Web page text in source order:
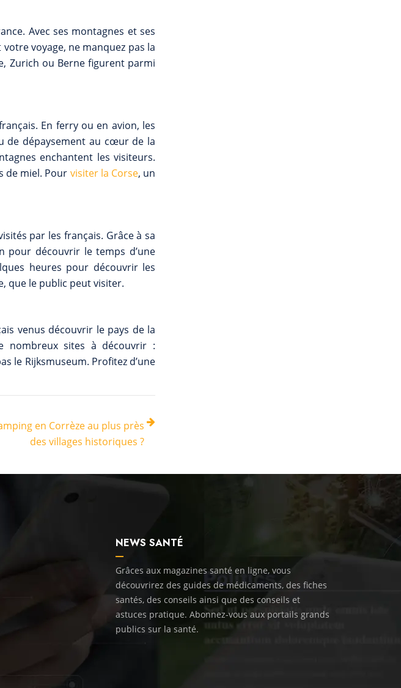
Avec ses montagnes et ses
voyage, ne manquez pas la
Zurich ou Berne figurent parmi
En ferry ou en avion, les
de dépaysement au cœur de la
enchantent les visiteurs.
de miel. Pour visiter la Corse, un
par les français. Grâce à sa
pour découvrir le temps d’une
heures pour découvrir les
que le public peut visiter.
venus découvrir le pays de la
nombreux sites à découvrir :
le Rijksmuseum. Profitez d’une
en Corrèze au plus près
des villages historiques ?
NEWS SANTÉ
Grâces aux magazines santé en ligne, vous
découvrirez des guides de médicaments, des fiches
santés, des conseils ainsi que des conseils et
astuces pratique. Abonnez-vous aux portails grands
publics sur la santé.